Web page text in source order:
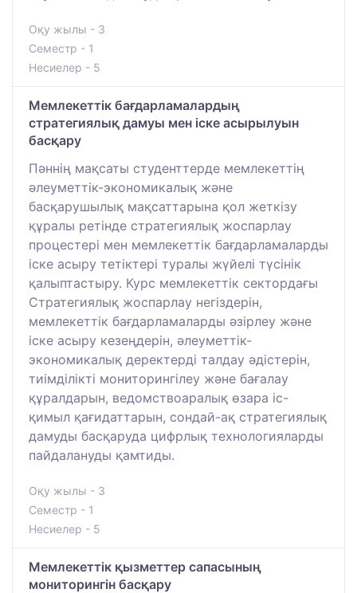
Оқу жылы - 3
Семестр - 1
Несиелер - 5
Мемлекеттік бағдарламалардың
стратегиялық дамуы мен іске асырылуын
басқару
Пәннің мақсаты студенттерде мемлекеттің
әлеуметтік-экономикалық және
басқарушылық мақсаттарына қол жеткізу
құралы ретінде стратегиялық жоспарлау
процестері мен мемлекеттік бағдарламаларды
іске асыру тетіктері туралы жүйелі түсінік
қалыптастыру. Курс мемлекеттік сектордағы
Стратегиялық жоспарлау негіздерін,
мемлекеттік бағдарламаларды әзірлеу және
іске асыру кезеңдерін, әлеуметтік-
экономикалық деректерді талдау әдістерін,
тиімділікті мониторингілеу және бағалау
құралдарын, ведомствоаралық өзара іс-
қимыл қағидаттарын, сондай-ақ стратегиялық
дамуды басқаруда цифрлық технологияларды
пайдалануды қамтиды.
Оқу жылы - 3
Семестр - 1
Несиелер - 5
Мемлекеттік қызметтер сапасының
мониторингін басқару